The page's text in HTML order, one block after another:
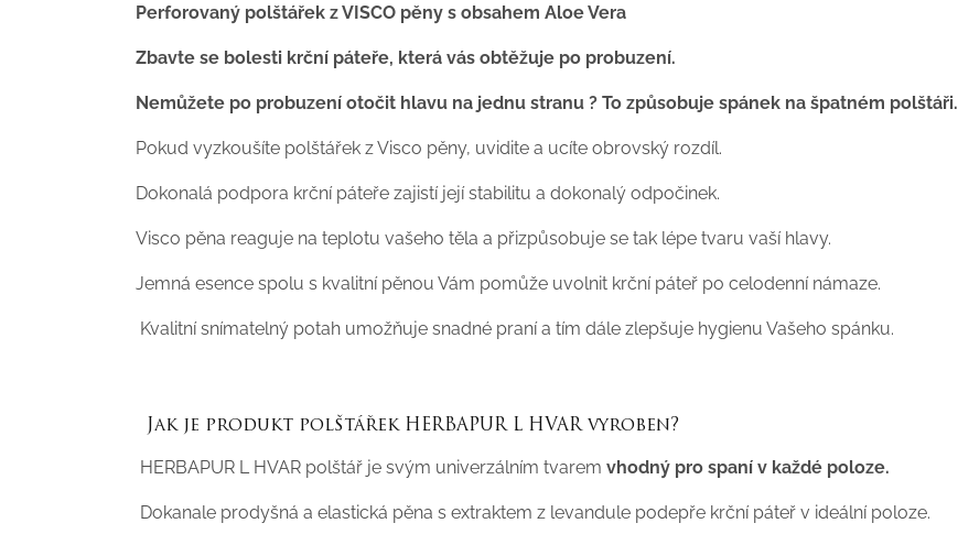
Perforovaný polštářek z VISCO pěny s obsahem Aloe Vera
Zbavte se bolesti krční páteře, která vás obtěžuje po probuzení.
Nemůžete po probuzení otočit hlavu na jednu stranu ? To způsobuje spánek na špatném polštáři.
Pokud vyzkoušíte polštářek z Visco pěny, uvidite a ucíte obrovský rozdíl.
Dokonalá podpora krční páteře zajistí její stabilitu a dokonalý odpočinek.
Visco pěna reaguje na teplotu vašeho těla a přizpůsobuje se tak lépe tvaru vaší hlavy.
Jemná esence spolu s kvalitní pěnou Vám pomůže uvolnit krční páteř po celodenní námaze.
Kvalitní snímatelný potah umožňuje snadné praní a tím dále zlepšuje hygienu Vašeho spánku.
Jak je produkt polštářek HERBAPUR L HVAR vyroben?
HERBAPUR L HVAR polštář je svým univerzálním tvarem vhodný pro spaní v každé poloze.
Dokanale prodyšná a elastická pěna s extraktem z levandule podepře krční páteř v ideální poloze.